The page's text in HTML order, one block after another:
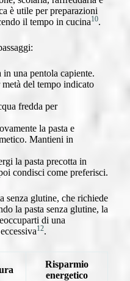
è utile per preparazioni
il tempo in cucina10.
in una pentola capiente.
del tempo indicato
fredda per
la pasta e
Mantieni in
la pasta precotta in
condisci come preferisci.
senza glutine, che richiede
la pasta senza glutine, la
di una
12.
Risparmio
energetico